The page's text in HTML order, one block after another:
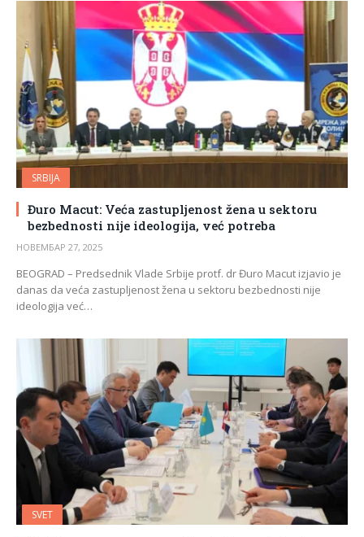
SRBIJA
Đuro Macut: Veća zastupljenost žena u sektoru
bezbednosti nije ideologija, već potreba
НОВЕМБАР 27, 2025
BEOGRAD – Predsednik Vlade Srbije protf. dr Đuro Macut izjavio je
danas da veća zastupljenost žena u sektoru bezbednosti nije
ideologija već…
SVET